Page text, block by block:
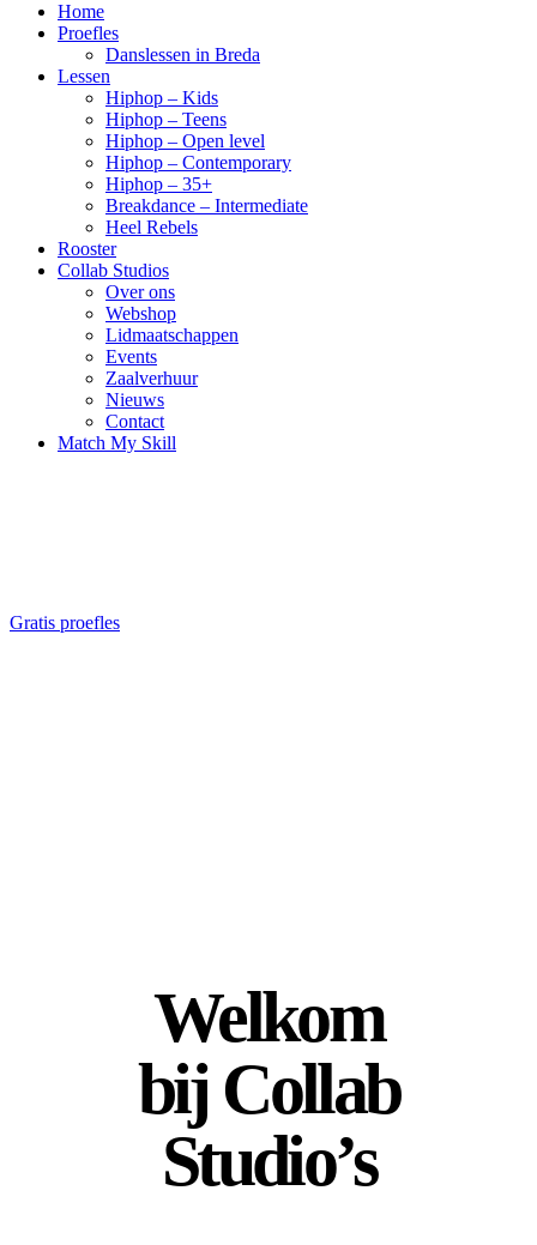
Home
Proefles
Danslessen in Breda
Lessen
Hiphop – Kids
Hiphop – Teens
Hiphop – Open level
Hiphop – Contemporary
Hiphop – 35+
Breakdance – Intermediate
Heel Rebels
Rooster
Collab Studios
Over ons
Webshop
Lidmaatschappen
Events
Zaalverhuur
Nieuws
Contact
Match My Skill
Gratis proefles
Welkom
bij Collab
Studio’s